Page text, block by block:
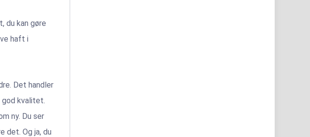
du kan gøre
haft i
Det handler
god kvalitet.
ny. Du ser
det. Og ja, du